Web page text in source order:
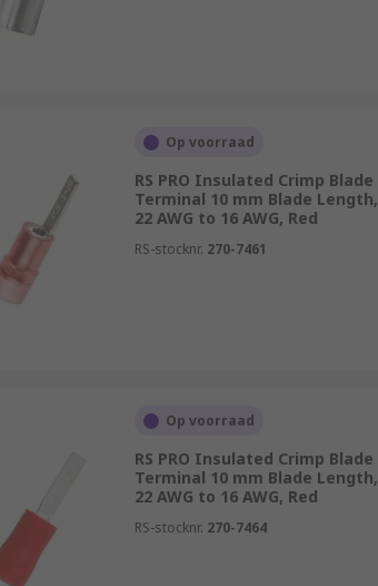
Op voorraad
RS PRO Insulated Crimp Blade
Terminal 10 mm Blade Length,
22 AWG to 16 AWG, Red
RS-stocknr. 270-7461
Op voorraad
RS PRO Insulated Crimp Blade
Terminal 10 mm Blade Length,
22 AWG to 16 AWG, Red
RS-stocknr. 270-7464